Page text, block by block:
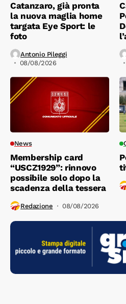
Catanzaro, già pronta
la nuova maglia home
targata Eye Sport: le
foto
Antonio Pileggi
08/08/2026
News
Membership card
“USCZ1929”: rinnovo
possibile solo dopo la
scadenza della tessera
Redazione 08/08/2026